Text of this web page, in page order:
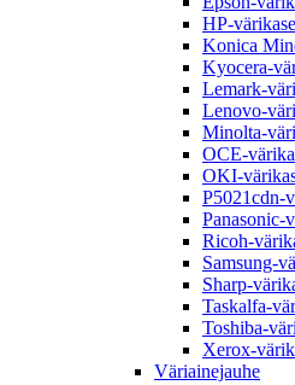
HP-
Konica
Kyocera-
Lemark-
Lenovo-
Minolta-
OCE-
OKI-
P5021cdn-
Panasonic-
Ricoh-
Samsung-
Sharp-
Taskalfa-
Toshiba-
Xerox-
Väriainejauhe